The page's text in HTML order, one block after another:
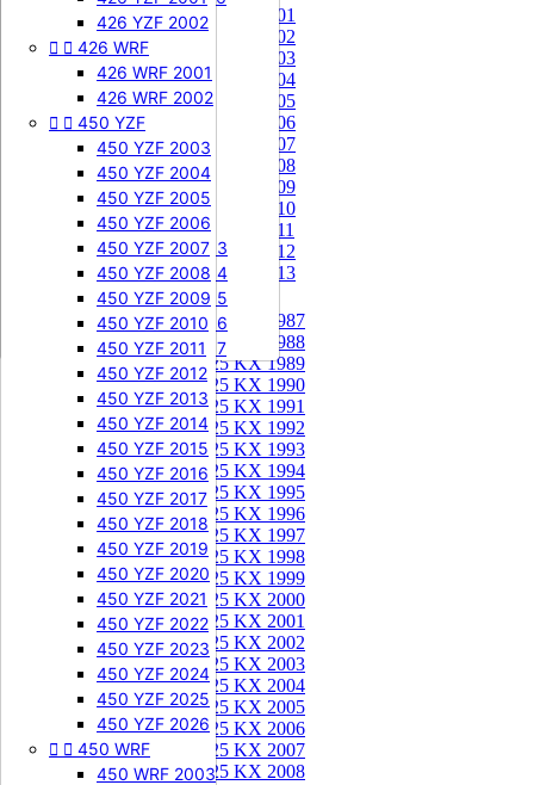
505 SXF
505 SXF 2007
505 SXF 2008
525 SXF
525 SXF 2003
525 SXF 2004
525 SXF 2005
525 SXF 2006
525 EXC-F
525 EXC-F 2003
525 EXC-F 2004
525 EXC-F 2005
525 EXC-F 2006
525 EXC-F 2007
426 YZF 2002
  426 WRF
426 WRF 2001
426 WRF 2002
  450 YZF
450 YZF 2003
450 YZF 2004
450 YZF 2005
450 YZF 2006
450 YZF 2007
450 YZF 2008
450 YZF 2009
450 YZF 2010
450 YZF 2011
450 YZF 2012
450 YZF 2013
450 YZF 2014
450 YZF 2015
450 YZF 2016
450 YZF 2017
450 YZF 2018
450 YZF 2019
450 YZF 2020
450 YZF 2021
450 YZF 2022
450 YZF 2023
450 YZF 2024
450 YZF 2025
450 YZF 2026
  450 WRF
450 WRF 2003
85 KX 2001
85 KX 2002
85 KX 2003
85 KX 2004
85 KX 2005
85 KX 2006
85 KX 2007
85 KX 2008
85 KX 2009
85 KX 2010
85 KX 2011
85 KX 2012
85 KX 2013
125 KX 
125 KX 1987
125 KX 1988
125 KX 1989
125 KX 1990
125 KX 1991
125 KX 1992
125 KX 1993
125 KX 1994
125 KX 1995
125 KX 1996
125 KX 1997
125 KX 1998
125 KX 1999
125 KX 2000
125 KX 2001
125 KX 2002
125 KX 2003
125 KX 2004
125 KX 2005
125 KX 2006
125 KX 2007
125 KX 2008